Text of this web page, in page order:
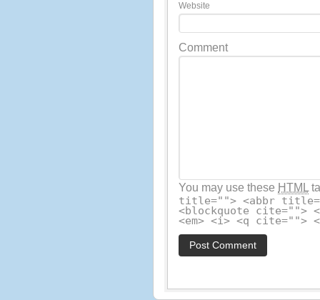
Website
Comment
You may use these HTML
title=""> <abbr
<blockquote cite="">
<em> <i> <q cite="">